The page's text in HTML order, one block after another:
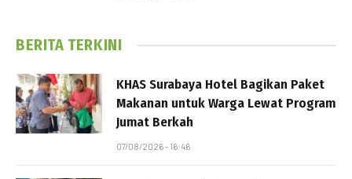
BERITA TERKINI
KHAS Surabaya Hotel Bagikan Paket
Makanan untuk Warga Lewat Program
Jumat Berkah
07/08/2026 - 16:46